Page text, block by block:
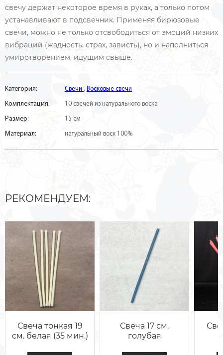
свечу держат некоторое время в руках, а только потом
устанавливают в подсвечник. Применяя бирюзовые
свечи, можно не только отсвободиться от эмоций низких
вибраций (жадность, страх, зависть), но и наполниться
умиротворением, идущим свыше.
Категория: Свечи , Восковые свечи
Комплектация: 10 свечей из натурального воска
Размер: 15 см
Материал: натуральный воск 100%
РЕКОМЕНДУЕМ:
Свеча тонкая 19
см. белая (35 мин.)
Свеча 17 см.
голубая